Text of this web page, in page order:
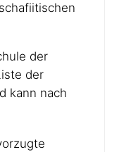
der
der
kann nach